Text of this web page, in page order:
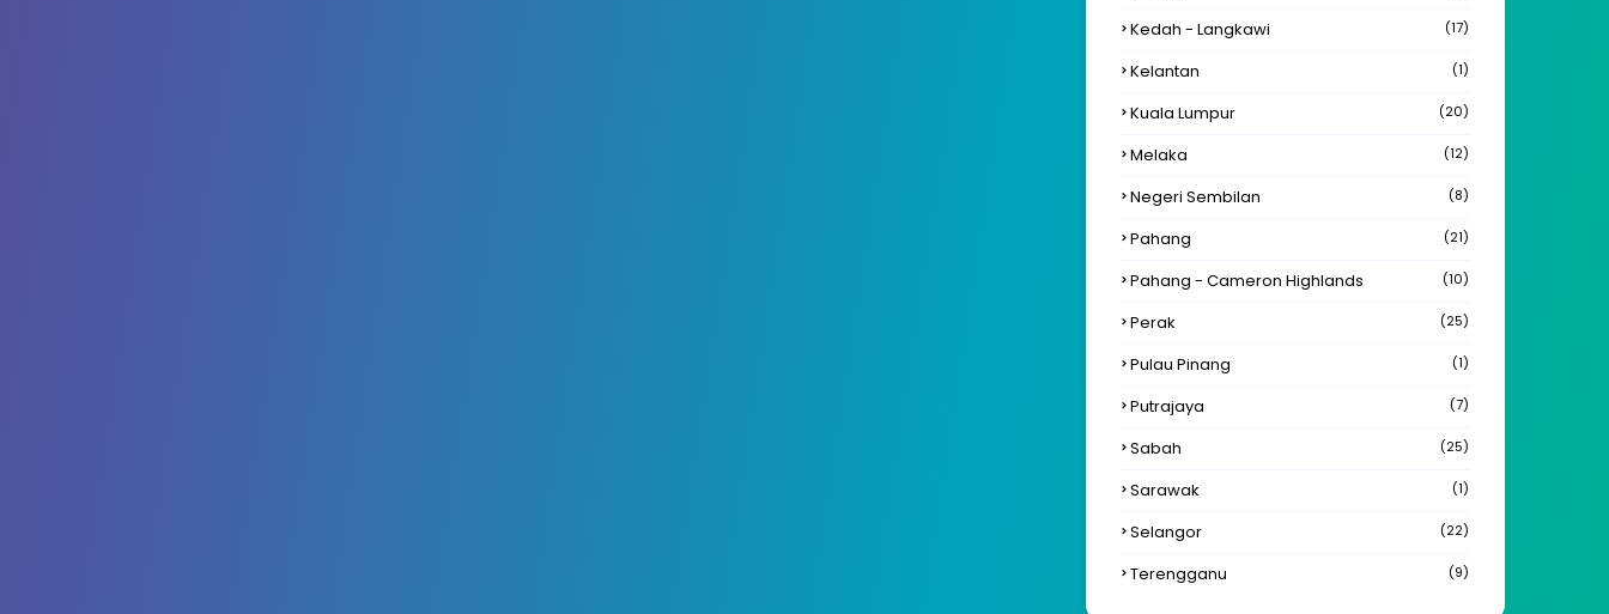
Kedah - Langkawi (17)
Kelantan (1)
Kuala Lumpur (20)
Melaka (12)
Negeri Sembilan (8)
Pahang (21)
Pahang - Cameron Highlands (10)
Perak (25)
Pulau Pinang (1)
Putrajaya (7)
Sabah (25)
Sarawak (1)
Selangor (22)
Terengganu (9)